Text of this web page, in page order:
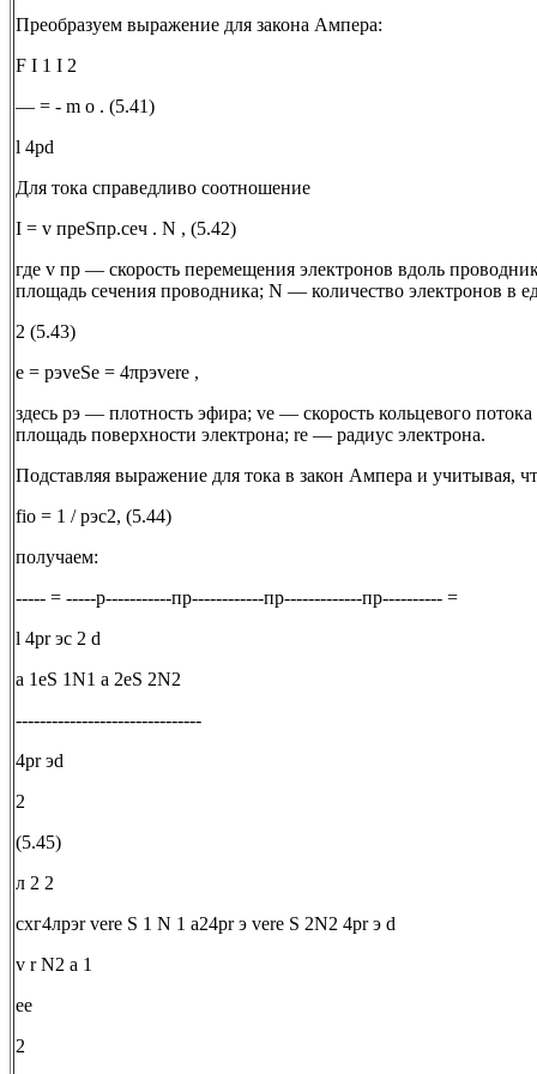
Преобразуем выражение для закона Ампера:
F I 1 I 2
— = - m o . (5.41)
l 4pd
Для тока справедливо соотношение
I = v прeSпр.сеч . N , (5.42)
где v пр — скорость перемещения электронов вдоль
площадь сечения проводника; N — количество электронов в
2 (5.43)
е = pэveSe = 4πpэvere ,
здесь рэ — плотность эфира; ve — скорость кольцевого
площадь поверхности электрона; re — радиус электрона.
Подставляя выражение для тока в закон Ампера и учитывая,
fiо = 1 / рэc2, (5.44)
получаем:
----- = -----р-----------пр------------пр-------------пр---------- =
l 4pr эc 2 d
a 1eS 1N1 a 2eS 2N2
-------------------------------
4pr эd
2
(5.45)
л 2 2
схг4лрэr vere S 1 N 1 a24pr э vere S 2N2 4pr э d
v r N2 a 1
ee
2